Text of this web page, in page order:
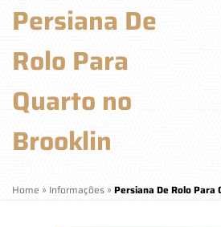
Persiana De
Rolo Para
Quarto no
Brooklin
Home » Informações » Persiana De Rolo